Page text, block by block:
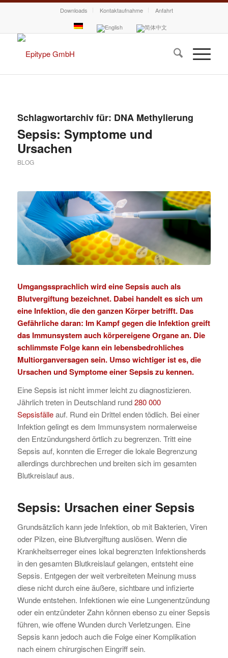
Downloads Kontaktaufnahme Anfahrt
Schlagwortarchiv für: DNA Methylierung
Sepsis: Symptome und
Ursachen
BLOG
Umgangssprachlichwird eine Sepsis auch als
Blutvergiftung bezeichnet. Dabei handelt es sich um
eine Infektion, die den ganzen Körper betrifft. Das
Gefährliche daran: Im Kampf gegen die Infektion greift
das Immunsystem auch körpereigene Organe an. Die
schlimmste Folge kann ein lebensbedrohliches
Multiorganversagen sein. Umso wichtiger ist es, die
Ursachen und Symptome einer Sepsis zu kennen.
Eine Sepsis ist nicht immer leicht zu diagnostizieren.
Jährlich treten in Deutschland rund280 000
Sepsisfälleauf. Rund ein Drittel enden tödlich. Bei einer
Infektion gelingt es dem Immunsystem normalerweise
den Entzündungsherd örtlich zu begrenzen. Tritt eine
Sepsis auf, konnten die Erreger die lokale Begrenzung
allerdings durchbrechen und breiten sich im gesamten
Blutkreislauf aus.
Sepsis: Ursachen einer Sepsis
Grundsätzlich kann jede Infektion, ob mit Bakterien, Viren
oder Pilzen, eine Blutvergiftung auslösen. Wenn die
Krankheitserreger eines lokal begrenzten Infektionsherds
in den gesamten Blutkreislauf gelangen, entsteht eine
Sepsis. Entgegen der weit verbreiteten Meinung muss
diese nicht durch eine äußere, sichtbare und infizierte
Wunde entstehen. Infektionen wie eine Lungenentzündung
oder ein entzündeter Zahn können ebenso zu einer Sepsis
führen, wie offene Wunden durch Verletzungen. Eine
Sepsis kann jedoch auch die Folge einer Komplikation
nach einem chirurgischen Eingriff sein.